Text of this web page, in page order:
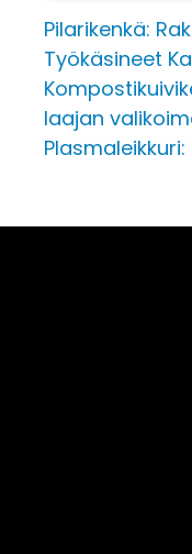
Pilarikenkä:
Työkäsineet
laajan